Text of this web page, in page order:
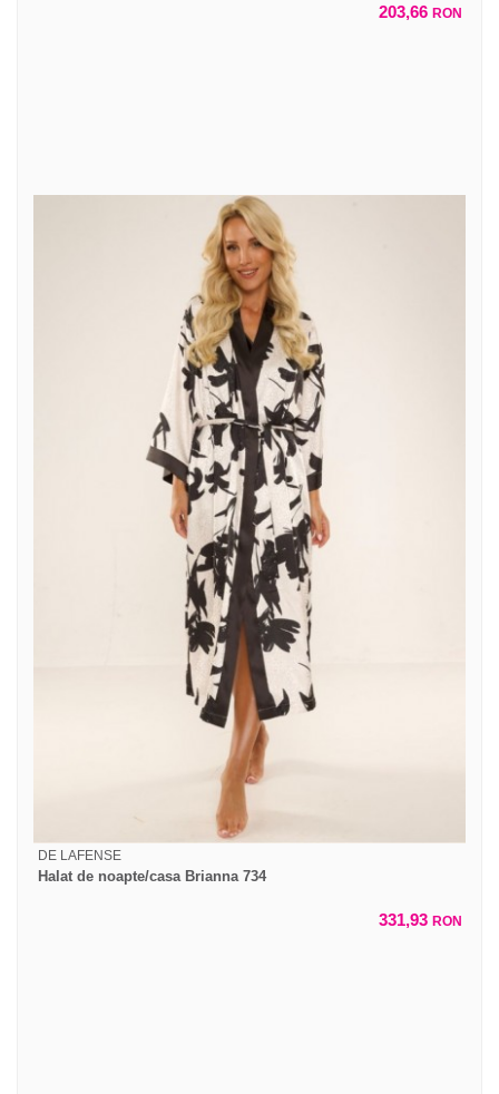
203,66 RON
DE LAFENSE
Halat de noapte/casa Brianna 734
331,93 RON